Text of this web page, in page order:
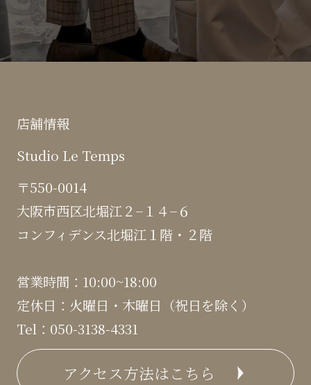
店舗情報
Studio Le Temps
〒550-0014
大阪市西区北堀江２−１４−６
コンフィデンス北堀江１階・２階
営業時間：10:00~18:00
定休日：火曜日・木曜日（祝日を除く）
Tel：050-3138-4331
アクセス方法はこちら